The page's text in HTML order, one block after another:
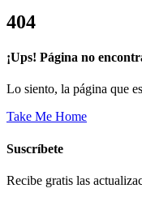
404
¡Ups! Página no
Lo siento, la página que
Take Me Home
Suscríbete
Recibe gratis las